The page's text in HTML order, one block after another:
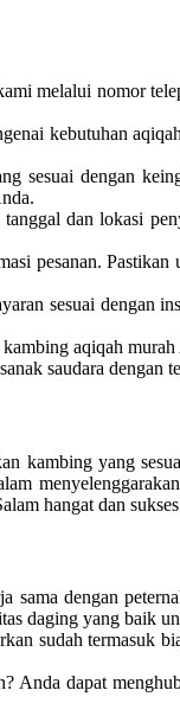
melalui nomor
kebutuhan
dengan
dan lokasi
pesanan.
sesuai dengan
aqiqah
saudara dengan
yang
hangat dan
dengan
daging yang baik
sudah termasuk
Anda dapat